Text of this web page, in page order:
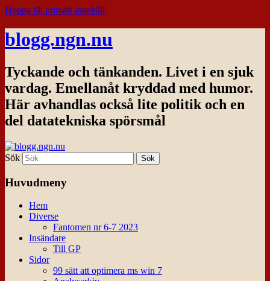
Hoppa till primärt innehåll
blogg.ngn.nu
Tyckande och tänkanden. Livet i en sjuk
vardag. Emellanåt kryddad med humor.
Här avhandlas också lite politik och en
del datatekniska spörsmål
Sök
Huvudmeny
Hem
Diverse
Fantomen nr 6-7 2023
Insändare
Till GP
Sidor
99 sätt att optimera ms win 7